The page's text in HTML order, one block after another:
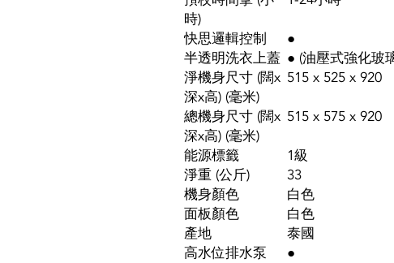
時)
快思邏輯控制
●
半透明洗衣上蓋 ● (油壓式強化玻
淨機身尺寸 (闊x
深x高) (毫米)
515 x 525 x 920
總機身尺寸 (闊x
深x高) (毫米)
515 x 575 x 920
能源標籤
1級
淨重 (公斤)
33
機身顏色
白色
面板顏色
白色
產地
泰國
高水位排水泵
●